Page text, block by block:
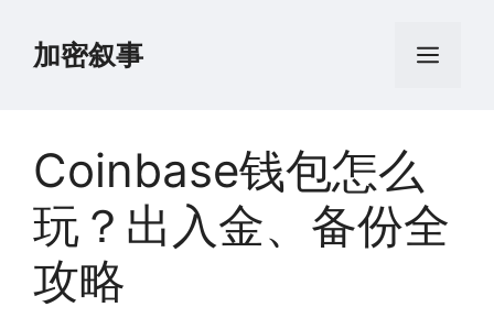
加密叙事 菜
Coinbase钱包怎么
玩？出入金、备份全
攻略